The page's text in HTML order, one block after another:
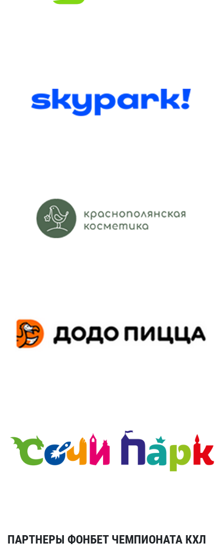
ПАРТНЕРЫ ФОНБЕТ ЧЕМПИОНАТА КХЛ